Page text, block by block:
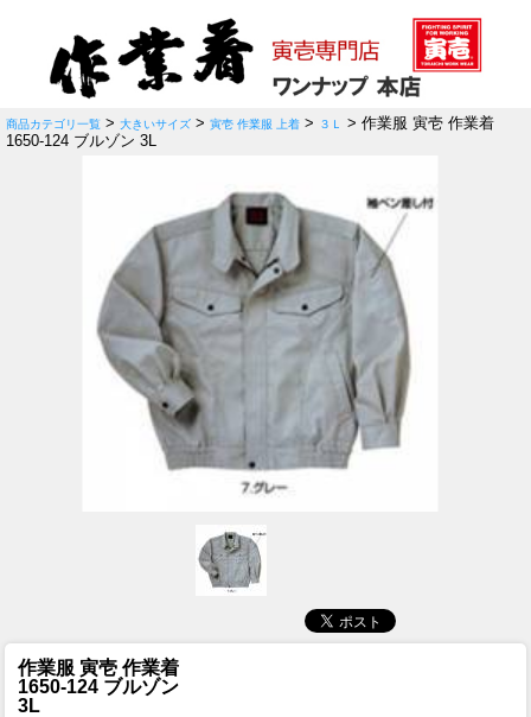
商品カテゴリ一覧 > 大きいサイズ > 寅壱 作業服 上着 > ３Ｌ
> 作業服 寅壱 作業着
1650-124 ブルゾン 3L
作業服 寅壱 作業着
1650-124 ブルゾン
3L